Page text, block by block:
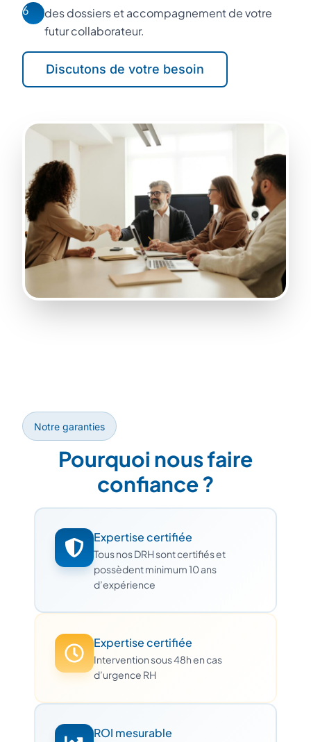
6
des dossiers et accompagnement de votre
futur collaborateur.
Discutons de votre besoin
Notre garanties
Pourquoi nous faire
confiance ?
Expertise certifiée
Tous nos DRH sont certifiés et
possèdent minimum 10 ans
d’expérience
Expertise certifiée
Intervention sous 48h en cas
d’urgence RH
ROI mesurable